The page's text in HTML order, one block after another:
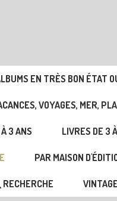
EN TRÈS BON ÉTAT
VOYAGES, MER,
3 ANS LIVRES DE 3
PAR MAISON
RECHERCHE